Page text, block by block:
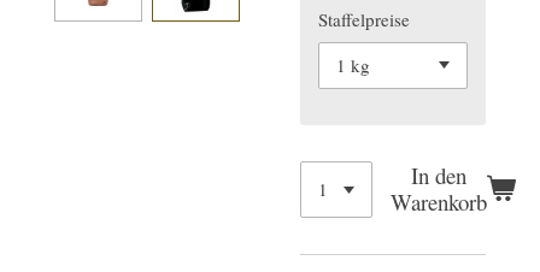
Staffelpreise
In den
Warenkorb